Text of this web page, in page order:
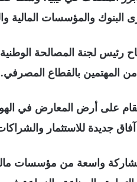
البنوك والمؤسسات المالية
رئيس لجنة المصالحة
المهتمين بالقطاع المصرفي.
آفاق جديدة للاستثمار
واسعة من مؤسسات